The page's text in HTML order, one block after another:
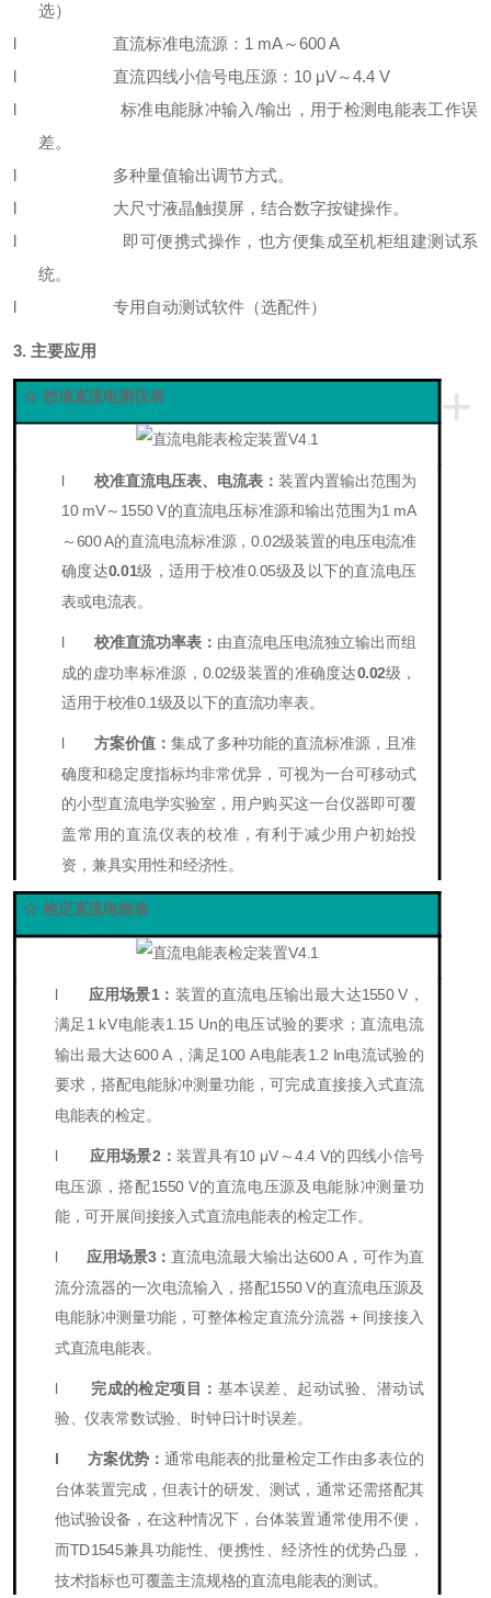
选）
l
直流标准电流源：1 mA～600 A
l
直流四线小信号电压源：10 μV～4.4 V
l
标准电能脉冲输入/输出，用于检测电能表工作误
差。
l
多种量值输出调节方式。
l
大尺寸液晶触摸屏，结合数字按键操作。
l
即可便携式操作，也方便集成至机柜组建测试系
统。
l
专用自动测试软件（选配件）
3. 主要应用
+
☆ 校准直流电测仪表
l 校准直流电压表、电流表：装置内置输出范围为
10 mV～ 1550 V的直流电压标准源和输出范围为1 mA
～600 A的直流电流标准源，0.02级装置的电压电流准
确度达0.01级，适用于校准0.05级及以下的直流电压
表或电流表。
l 校准直流功率表： 由直流电压电流独立输出而组
成的虚功率标准源，0.02级装置的准确度达0.02级，
适用于校准0.1级及以下的直流功率表。
l 方案价值：集成了多种功能的直流标准源，且准
确度和稳定度指标均非常优异，可视为一台可移动式
的小型直流电学实验室，用户购买这一台仪器即可覆
盖常用的直流仪表的校准，有利于减少用户初始投
资，兼具实用性和经济性。
☆ 检定直流电能表
l 应用场景1： 装置的直流电压输出最大达1550 V
满足1 kV电能表1.15 Un的电压试验的要求；直流电流
输出最大达600 A，满足100 A电能表1. 2 In电流试验的
要求，搭配电能脉冲测量功能，可完成直接接入式直流
电能表的检定。
l 应用场景2 ： 装置具有10 μV～4.4 V的四线小信号
电压源，搭配1550 V的直流电压源及电能脉冲测量功
能，可开展间接接入式直流电能表的检定工作。
l 应用场景3：直流电流最大输出达600 A，可作为直
流分流器的一次电流输入，搭配1550V的直流电压源及
电能脉冲测量功能，可整体检定直流分流器 + 间接接入
式直流电能表。
l 完成的检定项目： 基本误差、起动试验、潜动试
验、仪表常数试验、时钟日计时误差。
l 方案优势： 通常电能表的批量检定工作由多表位的
台体装置完成，但表计的研发、测试，通常还需搭配其
他试验设备，在这种情况下，台体装置通常使用不便，
而TD1545兼具功能性、便携性、经济性的优势凸显，
技术指标也可覆盖主流规格的直流电能表的测试。